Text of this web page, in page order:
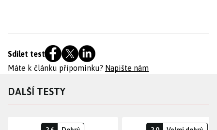
Sdílet test
Máte k článku připomínku? Napište nám
DALŠÍ TESTY